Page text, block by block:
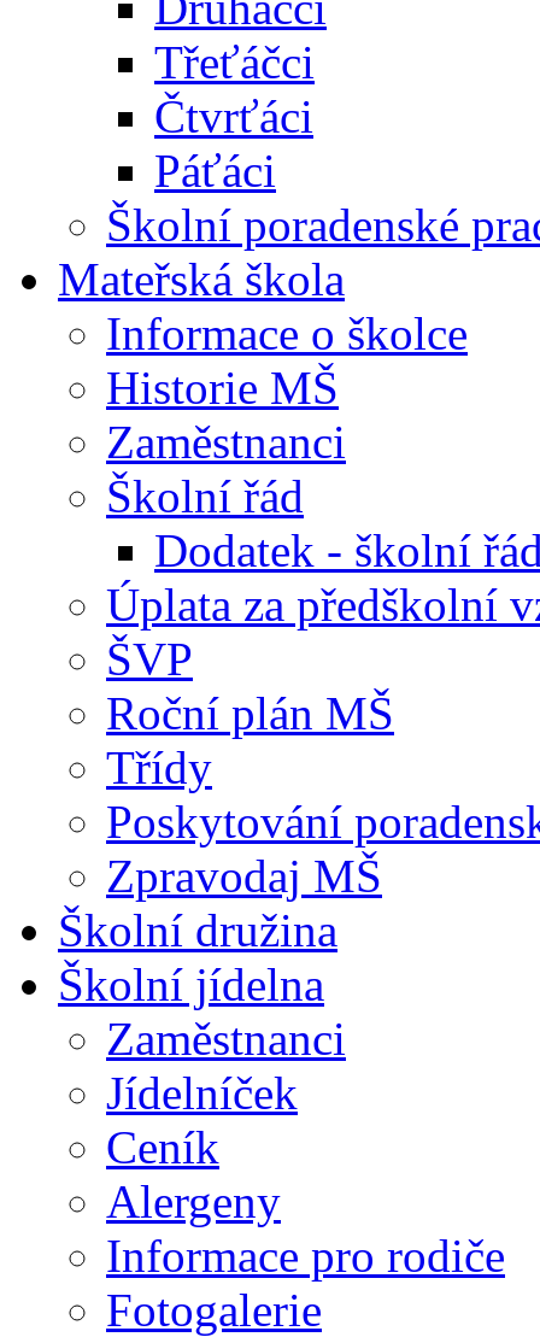
Třeťáčci
Čtvrťáci
Páťáci
Školní poradenské
Mateřská škola
Informace o školce
Historie MŠ
Zaměstnanci
Školní řád
Dodatek - školní
Úplata za předškolní
ŠVP
Roční plán MŠ
Třídy
Poskytování
Zpravodaj MŠ
Školní družina
Školní jídelna
Zaměstnanci
Jídelníček
Ceník
Alergeny
Informace pro rodiče
Fotogalerie